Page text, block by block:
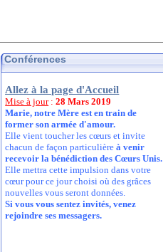
Conférences
Allez à la page d'Accueil
Mise à jour:28 Mars 2019
Marie, notre Mère est en train de
former son armée d'amour.
Elle vient toucher les cœurs et invite
chacun de façon particulièreà venir
recevoir la bénédiction des Cœurs Unis.
Elle mettra cette impulsion dans votre
cœur pour ce jour choisi où des grâces
nouvelles vous seront données.
Si vous vous sentez invités, venez
rejoindre ses messagers.